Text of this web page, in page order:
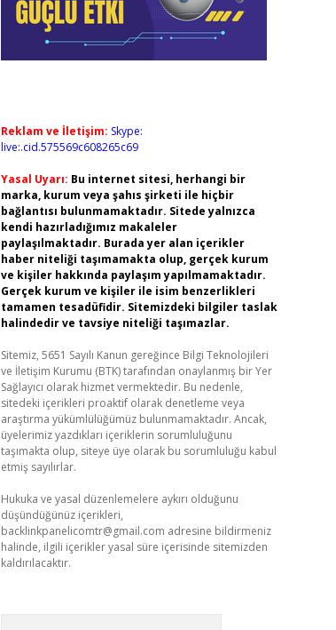
Reklam ve İletişim: Skype:
live:.cid.575569c608265c69
Yasal Uyarı: Bu internet sitesi, herhangi bir
marka, kurum veya şahıs şirketi ile hiçbir
bağlantısı bulunmamaktadır. Sitede yalnızca
kendi hazırladığımız makaleler
paylaşılmaktadır. Burada yer alan içerikler
haber niteliği taşımamakta olup, gerçek kurum
ve kişiler hakkında paylaşım yapılmamaktadır.
Gerçek kurum ve kişiler ile isim benzerlikleri
tamamen tesadüfidir. Sitemizdeki bilgiler taslak
halindedir ve tavsiye niteliği taşımazlar.
Sitemiz, 5651 Sayılı Kanun gereğince Bilgi Teknolojileri
ve İletişim Kurumu (BTK) tarafından onaylanmış bir Yer
Sağlayıcı olarak hizmet vermektedir. Bu nedenle,
sitedeki içerikleri proaktif olarak denetleme veya
araştırma yükümlülüğümüz bulunmamaktadır. Ancak,
üyelerimiz yazdıkları içeriklerin sorumluluğunu
taşımakta olup, siteye üye olarak bu sorumluluğu kabul
etmiş sayılırlar.
Hukuka ve yasal düzenlemelere aykırı olduğunu
düşündüğünüz içerikleri,
backlinkpanelicomtr@gmail.com adresine bildirmeniz
halinde, ilgili içerikler yasal süre içerisinde sitemizden
kaldırılacaktır.